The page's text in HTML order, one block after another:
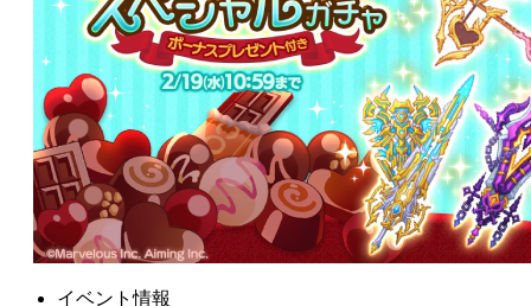
イベント情報